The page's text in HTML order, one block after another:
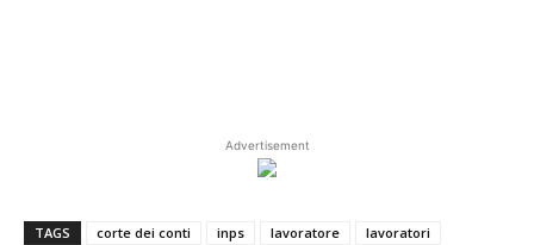
Advertisement
TAGS corte dei conti inps lavoratore
lavoratori